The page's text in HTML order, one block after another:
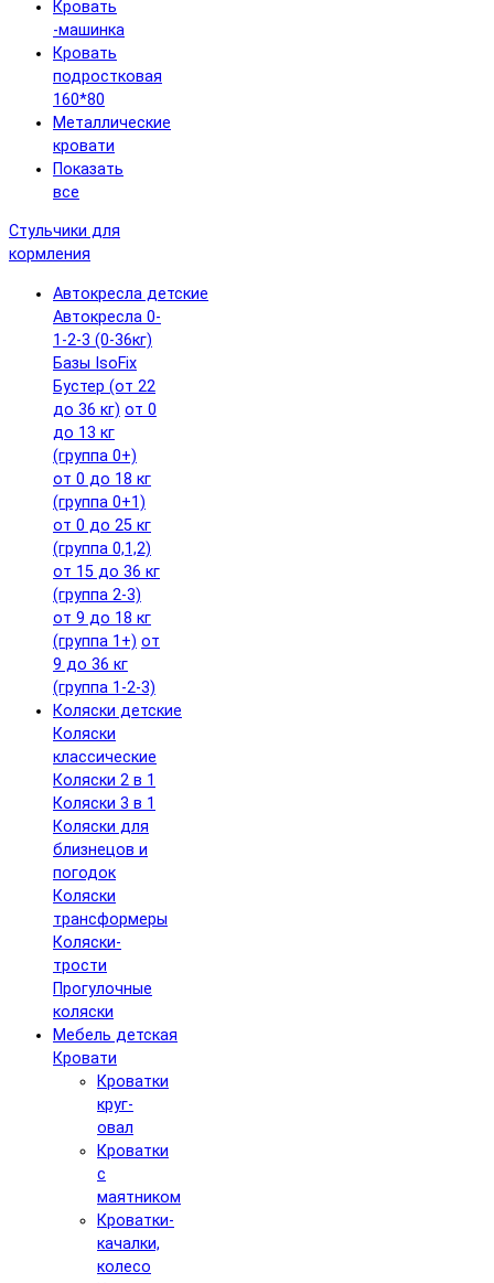
Кровать
-машинка
Кровать
подростковая
160*80
Металлические
кровати
Показать
все
Стульчики для
кормления
Автокресла детские
Автокресла 0-
1-2-3 (0-36кг)
Базы IsoFix
Бустер (от 22
до 36 кг) от 0
до 13 кг
(группа 0+)
от 0 до 18 кг
(группа 0+1)
от 0 до 25 кг
(группа 0,1,2)
от 15 до 36 кг
(группа 2-3)
от 9 до 18 кг
(группа 1+) от
9 до 36 кг
(группа 1-2-3)
Коляски детские
Коляски
классические
Коляски 2 в 1
Коляски 3 в 1
Коляски для
близнецов и
погодок
Коляски
трансформеры
Коляски-
трости
Прогулочные
коляски
Мебель детская
Кровати
Кроватки
круг-
овал
Кроватки
с
маятником
Кроватки-
качалки,
колесо